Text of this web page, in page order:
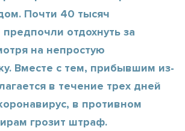
Почти 40 тысяч
отдохнуть за
на непростую
Вместе с тем, прибывшим из-
в течение трех дней
в противном
грозит штраф.